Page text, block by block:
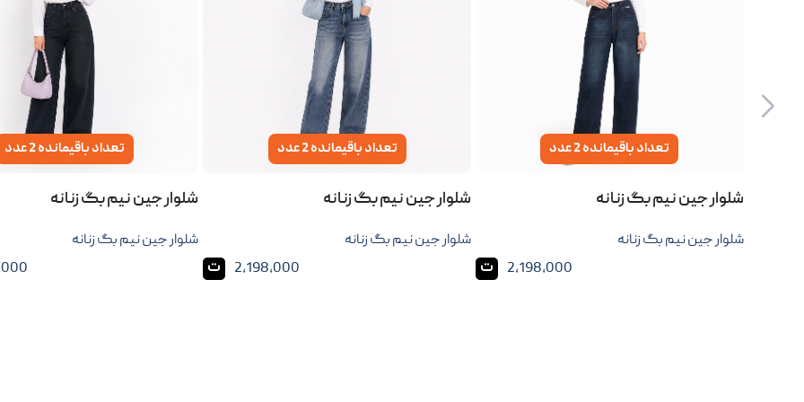
تعداد باقیمانده 2 عدد
شلوار جین نیم بگ زنانه
شلوار جین نیم بگ زنانه
2,198,000
ت
تعداد باقیمانده 2 عدد
شلوار جین نیم بگ زنانه
شلوار جین نیم بگ زنانه
2,198,000
ت
تعداد باقیمانده 2 عدد
شلوار جین نیم بگ زنانه
شلوار جین نیم بگ زنانه